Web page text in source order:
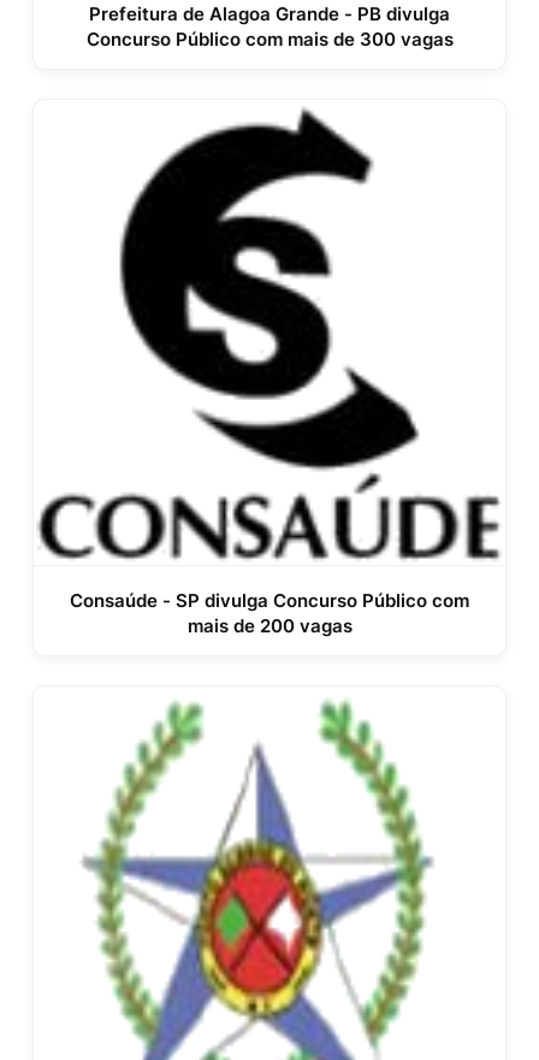
Prefeitura de Alagoa Grande - PB divulga
Concurso Público com mais de 300 vagas
Consaúde - SP divulga Concurso Público com
mais de 200 vagas